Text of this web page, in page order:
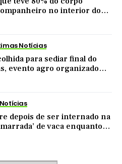
no interior do
Notícias
para sediar final do
evento agro organizado
depois de ser internado na
de vaca enquanto